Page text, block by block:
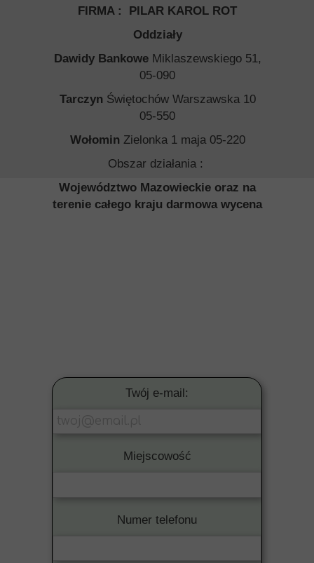
Twój e-mail:
Miejscowość
Numer telefonu
FIRMA : PILAR KAROL ROT
Oddziały
Dawidy Bankowe Miklaszewskiego 51,
05-090
Tarczyn Świętochów Warszawska 10
05-550
Wołomin Zielonka 1 maja 05-220
Obszar działania :
Województwo Mazowieckie oraz na
terenie całego kraju darmowa wycena